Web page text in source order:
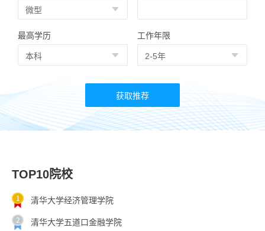
最高学历 工作年限
TOP10院校
清华大学经济管理学院
清华大学五道口金融学院